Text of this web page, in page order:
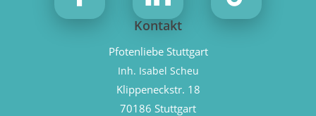
Kontakt
Pfotenliebe Stuttgart
Inh. Isabel Scheu
Klippeneckstr. 18
70186 Stuttgart